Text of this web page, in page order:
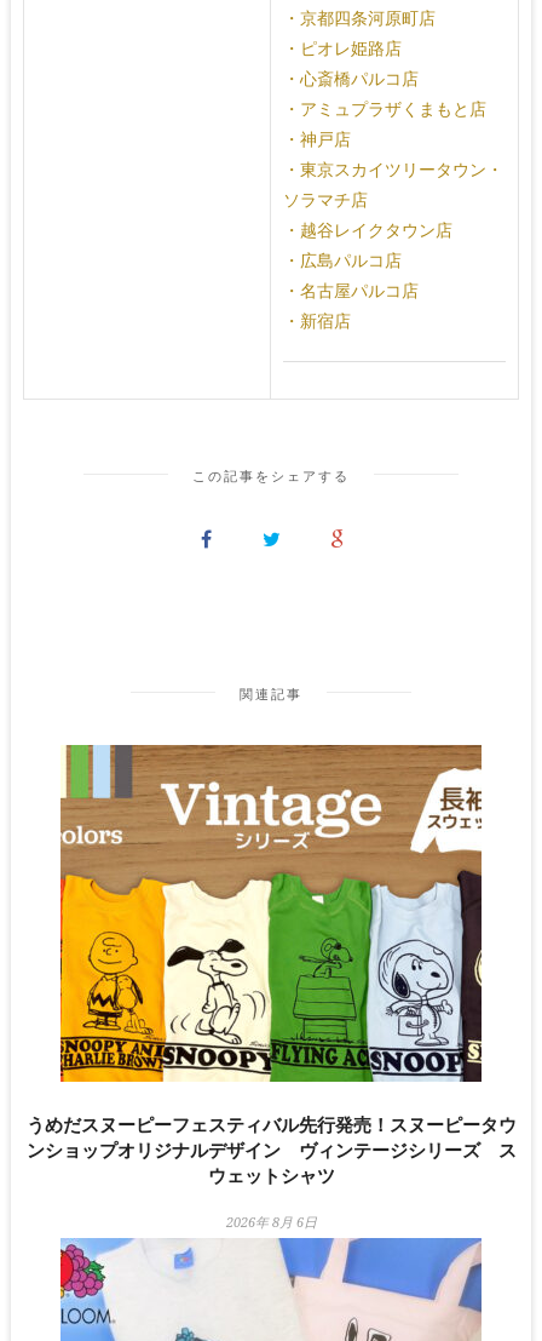
・京都四条河原町店
・ピオレ姫路店
・心斎橋パルコ店
・アミュプラザくまもと店
・神戸店
・東京スカイツリータウン・
ソラマチ店
・越谷レイクタウン店
・広島パルコ店
・名古屋パルコ店
・新宿店
この記事をシェアする
関連記事
うめだスヌーピーフェスティバル先行発売！スヌーピータウ
ンショップオリジナルデザイン ヴィンテージシリーズ ス
ウェットシャツ
2026年 8月 6日